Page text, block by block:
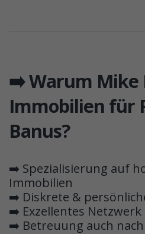
➡️ Warum Mike
Immobilien für
Banus?
➡️ Spezialisierung auf
Immobilien
➡️ Diskrete &
➡️ Exzellentes Netzwerk
➡️ Betreuung auch